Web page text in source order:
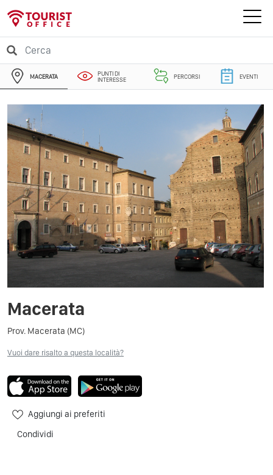
MACERATA
PUNTI DI
INTERESSE
PERCORSI EVENTI
Macerata
Prov. Macerata (MC)
Vuoi dare risalto a questa località?
Aggiungi ai preferiti
Condividi